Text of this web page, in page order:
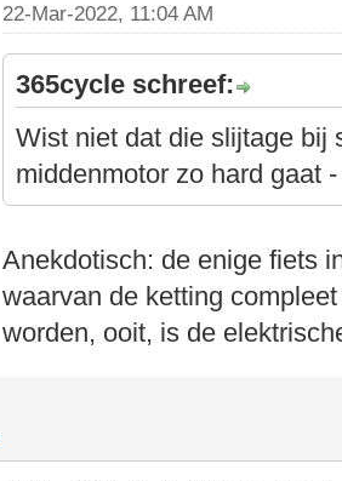
22-Mar-2022, 11:04 AM
365cycle schreef:
Wist niet dat die slijtage bij
middenmotor zo hard gaat
Anekdotisch: de enige fiets
waarvan de ketting
worden, ooit, is de